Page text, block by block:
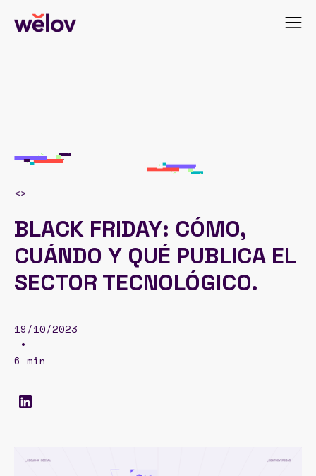
<>
BLACK FRIDAY: CÓMO,
CUÁNDO Y QUÉ PUBLICA EL
SECTOR TECNOLÓGICO.
19/10/2023
•
6 min